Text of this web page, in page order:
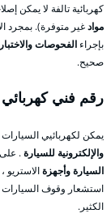
كهربائية تالفة لا يمكن
موادغير متوفرة). بمجرد
بإجراء الفحوصات
صحيح.
رقم فني
يمكن لكهربائيي
والإلكترونية للسيارة.
السيارة وأجهزةالاستريو ،
استشعار وقوف السيارات
الكثير.